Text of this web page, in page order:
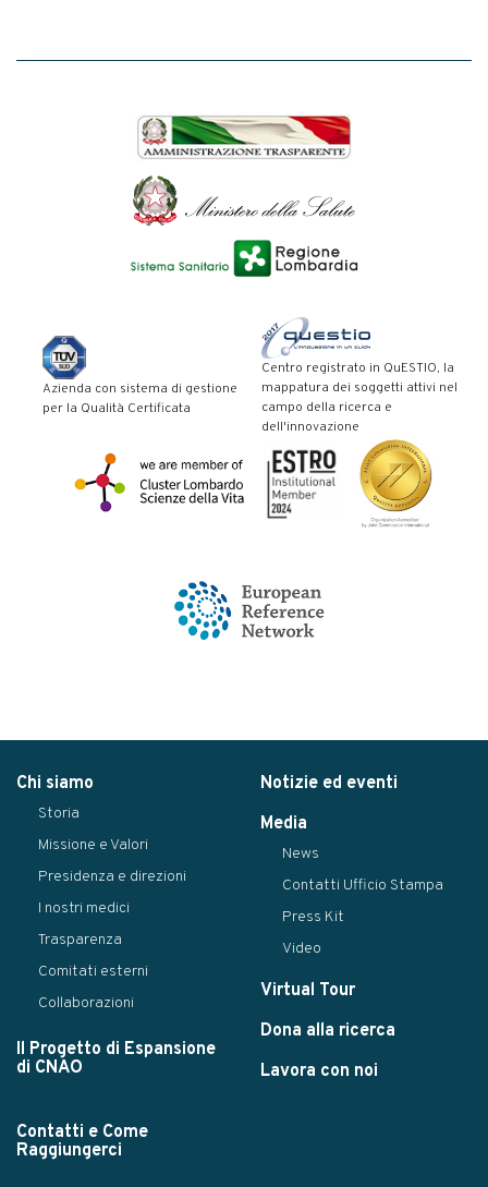
Azienda con sistema di gestione
per la Qualità Certificata
Centro registrato in QuESTIO, la
mappatura dei soggetti attivi nel
campo della ricerca e
dell'innovazione
Chi siamo
Storia
Missione e Valori
Presidenza e direzioni
I nostri medici
Trasparenza
Comitati esterni
Collaborazioni
Il Progetto di Espansione
di CNAO
Contatti e Come
Raggiungerci
Notizie ed eventi
Media
News
Contatti Ufficio Stampa
Press Kit
Video
Virtual Tour
Dona alla ricerca
Lavora con noi